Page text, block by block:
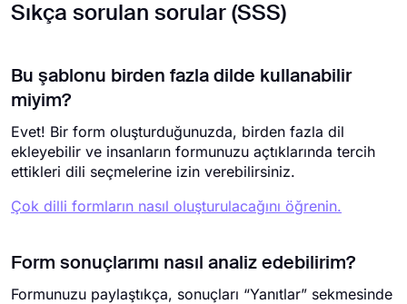
Sıkça sorulan sorular (SSS)
Bu şablonu birden fazla dilde kullanabilir
miyim?
Evet! Bir form oluşturduğunuzda, birden fazla dil
ekleyebilir ve insanların formunuzu açtıklarında tercih
ettikleri dili seçmelerine izin verebilirsiniz.
Çok dilli formların nasıl oluşturulacağını öğrenin.
Form sonuçlarımı nasıl analiz edebilirim?
Formunuzu paylaştıkça, sonuçları “Yanıtlar” sekmesinde